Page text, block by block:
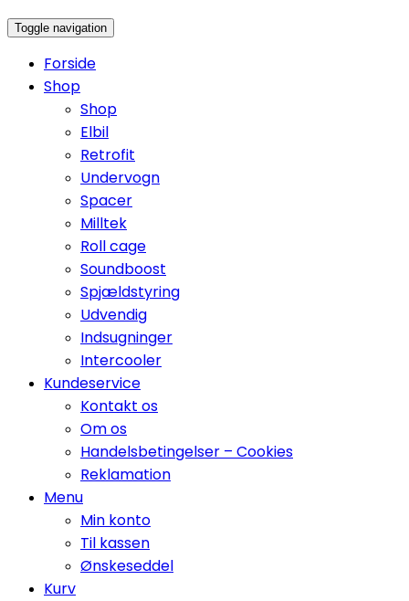
Toggle navigation
Forside
Shop
Shop
Elbil
Retrofit
Undervogn
Spacer
Milltek
Roll cage
Soundboost
Spjældstyring
Udvendig
Indsugninger
Intercooler
Kundeservice
Kontakt os
Om os
Handelsbetingelser – Cookies
Reklamation
Menu
Min konto
Til kassen
Ønskeseddel
Kurv